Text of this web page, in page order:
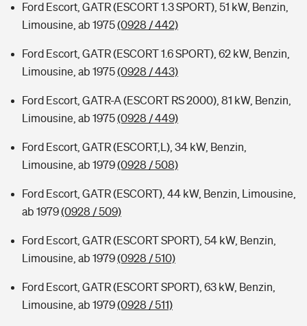
Ford Escort, GATR (ESCORT 1.3 SPORT), 51 kW, Benzin,
Limousine, ab 1975(0928 / 442)
Ford Escort, GATR (ESCORT 1.6 SPORT), 62 kW, Benzin,
Limousine, ab 1975(0928 / 443)
Ford Escort, GATR-A (ESCORT RS 2000), 81 kW, Benzin,
Limousine, ab 1975(0928 / 449)
Ford Escort, GATR (ESCORT,L), 34 kW, Benzin,
Limousine, ab 1979(0928 / 508)
Ford Escort, GATR (ESCORT), 44 kW, Benzin, Limousine,
ab 1979(0928 / 509)
Ford Escort, GATR (ESCORT SPORT), 54 kW, Benzin,
Limousine, ab 1979(0928 / 510)
Ford Escort, GATR (ESCORT SPORT), 63 kW, Benzin,
Limousine, ab 1979(0928 / 511)